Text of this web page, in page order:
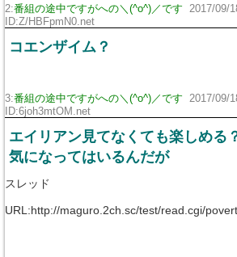
2:番組の途中ですがへの＼(^o^)／です
2017/09/
ID:Z/HBFpmN0.net
コエンザイム？
3:番組の途中ですがへの＼(^o^)／です
2017/09/
ID:6joh3mtOM.net
エイリアン見てなくても楽しめる
気になってはいるんだが
スレッド
URL:http://maguro.2ch.sc/test/read.cgi/